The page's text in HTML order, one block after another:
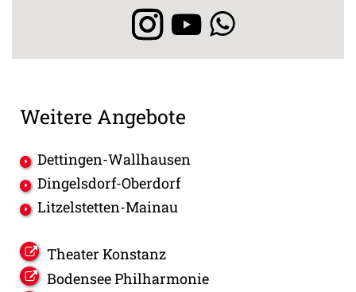
Weitere Angebote
Dettingen-Wallhausen
Dingelsdorf-Oberdorf
Litzelstetten-Mainau
Theater Konstanz
Bodensee Philharmonie